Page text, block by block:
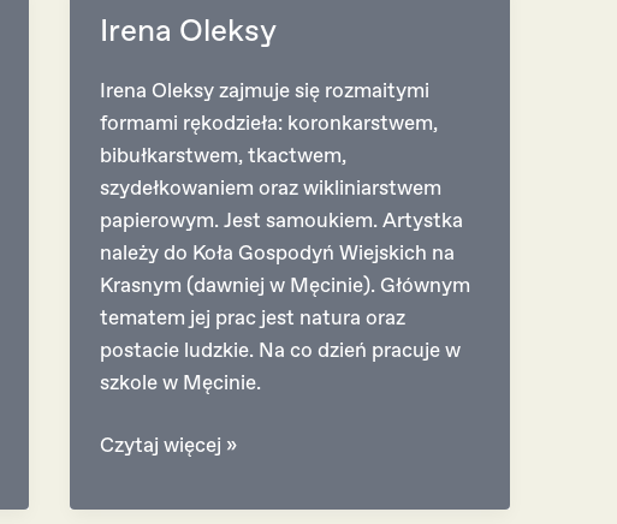
Irena Oleksy
Irena Oleksy zajmuje się rozmaitymi
formami rękodzieła: koronkarstwem,
bibułkarstwem, tkactwem,
szydełkowaniem oraz wikliniarstwem
papierowym. Jest samoukiem. Artystka
należy do Koła Gospodyń Wiejskich na
Krasnym (dawniej w Męcinie). Głównym
tematem jej prac jest natura oraz
postacie ludzkie. Na co dzień pracuje w
szkole w Męcinie.
Irena
Czytaj więcej »